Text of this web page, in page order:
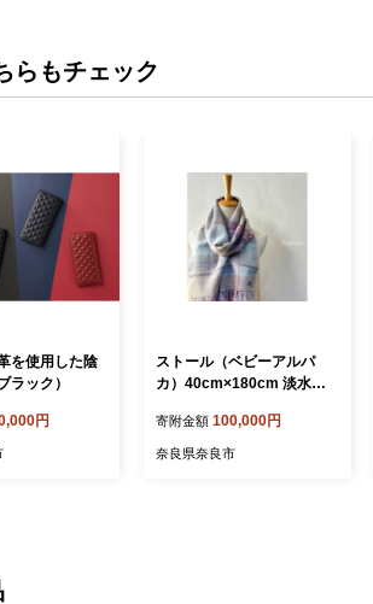
らもチェック
を使用した陰
ラック）
円
ストール（ベビーアルパ
カ）40cm×180cm 淡水色
良県 奈良市 なら 100-020
寄附金額 100,000円
奈良県奈良市